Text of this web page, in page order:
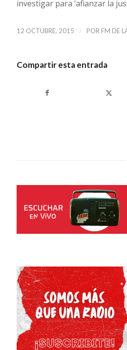
investigar para ‘afianzar la
12 OCTUBRE, 2015 / POR FM DE
Compartir esta entrada